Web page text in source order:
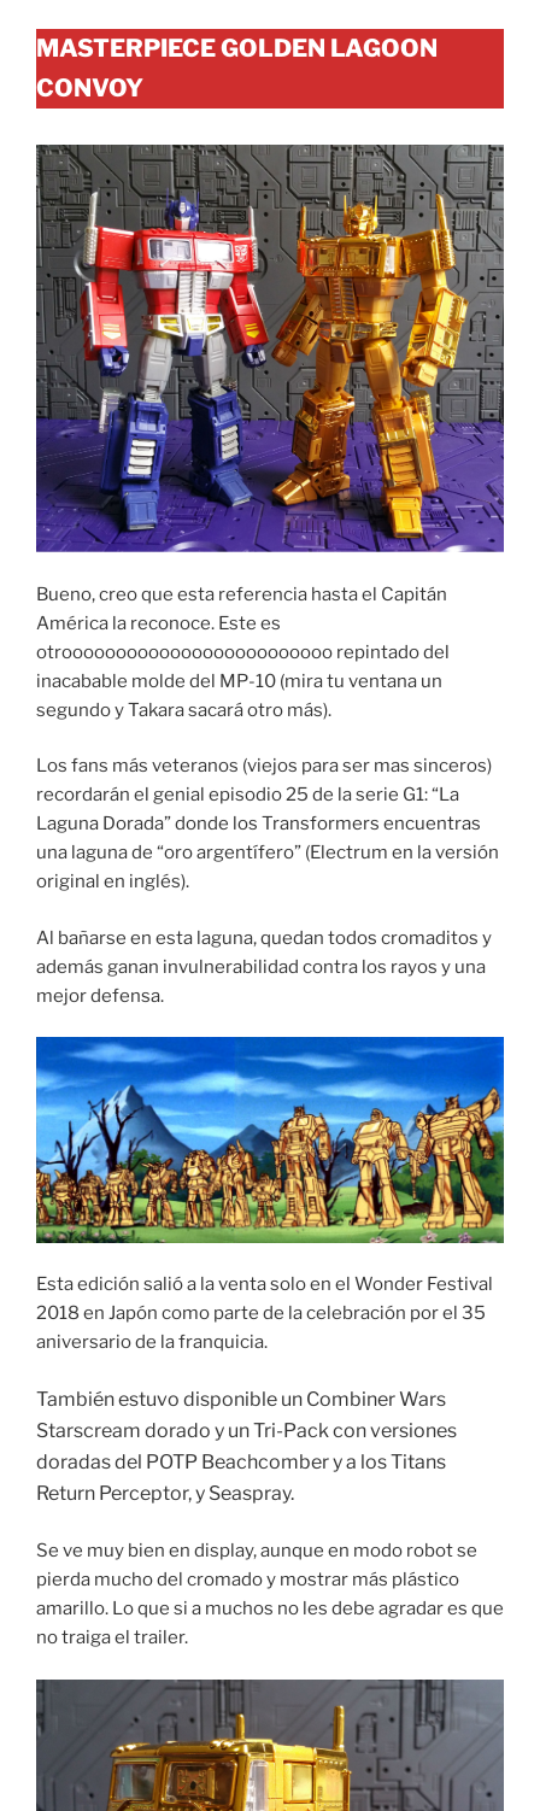
MASTERPIECE GOLDEN LAGOON
CONVOY
Bueno, creo que esta referencia hasta el Capitán
América la reconoce. Este es
otrooooooooooooooooooooooooo repintado del
inacabable molde del MP-10 (mira tu ventana un
segundo y Takara sacará otro más).
Los fans más veteranos (viejos para ser mas sinceros)
recordarán el genial episodio 25 de la serie G1: “La
Laguna Dorada” donde los Transformers encuentras
una laguna de “oro argentífero” (Electrum en la versión
original en inglés).
Al bañarse en esta laguna, quedan todos cromaditos y
además ganan invulnerabilidad contra los rayos y una
mejor defensa.
Esta edición salió a la venta solo en el Wonder Festival
2018 en Japón como parte de la celebración por el 35
aniversario de la franquicia.
También estuvo disponible un Combiner Wars
Starscream dorado y un Tri-Pack con versiones
doradas del POTP Beachcomber y a los Titans
Return Perceptor, y Seaspray.
Se ve muy bien en display, aunque en modo robot se
pierda mucho del cromado y mostrar más plástico
amarillo. Lo que si a muchos no les debe agradar es que
no traiga el trailer.